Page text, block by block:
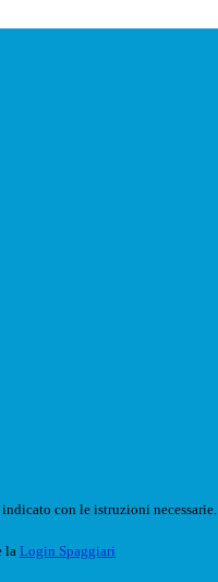
con le istruzioni necessarie.
la Login Spaggiari